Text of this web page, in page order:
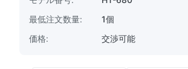
最低注文数量:
1個
価格:
交渉可能